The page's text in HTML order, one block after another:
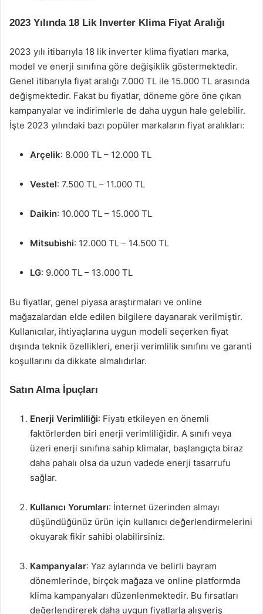
2023 Yılında 18 Lik Inverter Klima Fiyat Aralığı
2023 yılı itibarıyla 18 lik inverter klima fiyatları marka,
model ve enerji sınıfına göre değişiklik göstermektedir.
Genel itibarıyla fiyat aralığı 7.000 TL ile 15.000 TL arasında
değişmektedir. Fakat bu fiyatlar, döneme göre öne çıkan
kampanyalar ve indirimlerle de daha uygun hale gelebilir.
İşte 2023 yılındaki bazı popüler markaların fiyat aralıkları:
Arçelik: 8.000 TL – 12.000 TL
Vestel: 7.500 TL – 11.000 TL
Daikin: 10.000 TL – 15.000 TL
Mitsubishi: 12.000 TL – 14.500 TL
LG: 9.000 TL – 13.000 TL
Bu fiyatlar, genel piyasa araştırmaları ve online
mağazalardan elde edilen bilgilere dayanarak verilmiştir.
Kullanıcılar, ihtiyaçlarına uygun modeli seçerken fiyat
dışında teknik özellikleri, enerji verimlilik sınıfını ve garanti
koşullarını da dikkate almalıdırlar.
Satın Alma İpuçları
Enerji Verimliliği: Fiyatı etkileyen en önemli
faktörlerden biri enerji verimliliğidir. A sınıfı veya
üzeri enerji sınıfına sahip klimalar, başlangıçta biraz
daha pahalı olsa da uzun vadede enerji tasarrufu
sağlar.
Kullanıcı Yorumları: İnternet üzerinden almayı
düşündüğünüz ürün için kullanıcı değerlendirmelerini
okuyarak fikir sahibi olabilirsiniz.
Kampanyalar: Yaz aylarında ve belirli bayram
dönemlerinde, birçok mağaza ve online platformda
klima kampanyaları düzenlenmektedir. Bu fırsatları
değerlendirerek daha uygun fiyatlarla alışveriş